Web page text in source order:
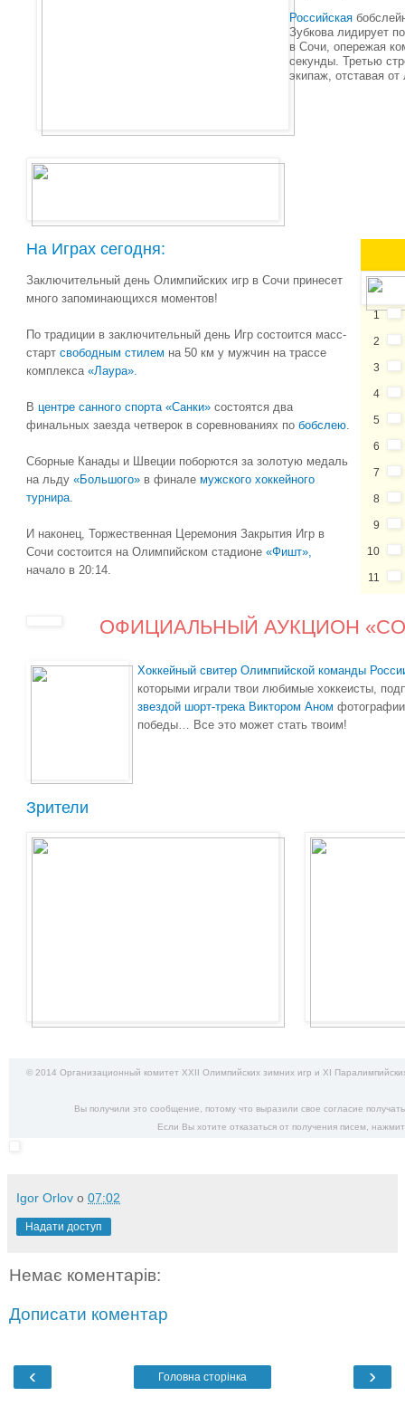
Российская
Зубкова лидирует
в Сочи, опережая
секунды. Третью
экипаж, отставая
На Играх сегодня:
Заключительный день Олимпийских игр в Сочи принесет
много запоминающихся моментов!
По традиции в заключительный день Игр состоится масс-
старт свободным стилем на 50 км у мужчин на трассе
комплекса «Лаура».
В центре санного спорта «Санки»состоятся два
финальных заезда четверок в соревнованиях по бобслею.
Сборные Канады и Швеции поборются за золотую медаль
на льду «Большого»в финале мужского хоккейного
турнира.
И наконец, Торжественная Церемония Закрытия Игр в
Сочи состоится на Олимпийском стадионе «Фишт»,
начало в 20:14.
1
2
3
4
5
6
7
8
9
10
11
ОФИЦИАЛЬНЫЙ АУКЦИОН
Хоккейный свитер Олимпийской команды
которыми играли твои любимые хоккеисты,
звездой шорт-трека Виктором Аном фотографии
победы… Все это может стать твоим!
Зрители
© 2014 Организационный комитет XXII Олимпийских зимних игр и XI
Вы получили это сообщение, потому что выразили свое согласие
Если Вы хотите отказаться от получения писем,
Igor Orlov о 07:02
Надати доступ
Немає коментарів:
Дописати коментар
‹ ›
Головна сторінка